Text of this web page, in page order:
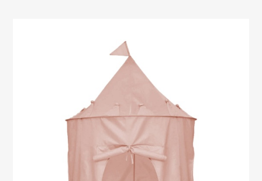
Bog - Kira fejrer jul i Danmark
Dåbsgave - Barselsgave
Børnesenge